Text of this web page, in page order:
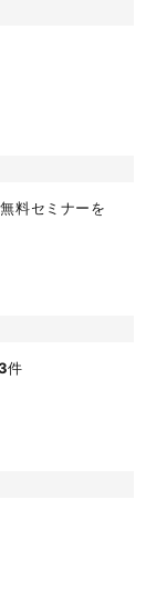
料セミナーを
件